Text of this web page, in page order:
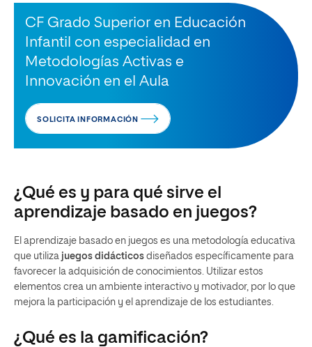
CF Grado Superior en Educación
Infantil con especialidad en
Metodologías Activas e
Innovación en el Aula
SOLICITA INFORMACIÓN
¿Qué es y para qué sirve el
aprendizaje basado en juegos?
El aprendizaje basado en juegos es una metodología educativa
que utiliza juegos didácticos diseñados específicamente para
favorecer la adquisición de conocimientos. Utilizar estos
elementos crea un ambiente interactivo y motivador, por lo que
mejora la participación y el aprendizaje de los estudiantes.
¿Qué es la gamificación?